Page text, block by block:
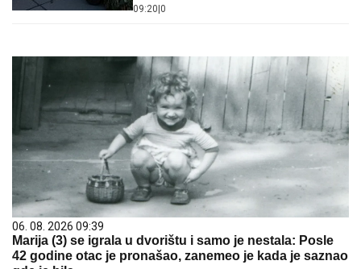
09:20 0
06. 08. 2026 09:39
Marija (3) se igrala u dvorištu i samo je nestala: Posle
42 godine otac je pronašao, zanemeo je kada je saznao